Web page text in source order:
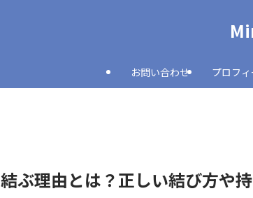
お問い合わせ プロフ
ぶ理由とは？正しい結び方や